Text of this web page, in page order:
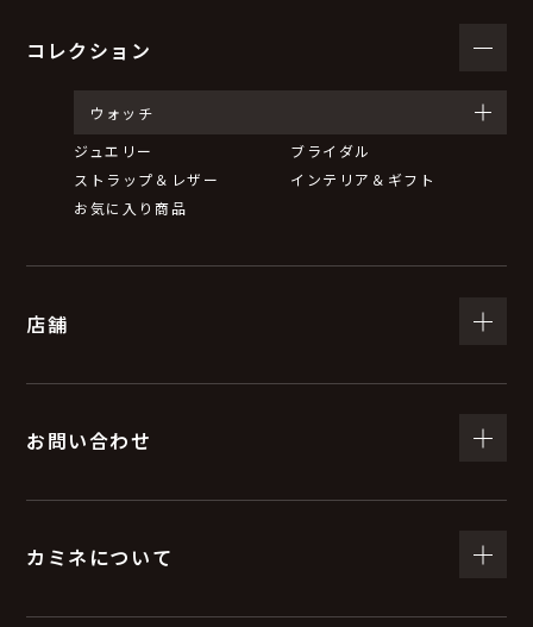
コレクション
ウォッチ
ジュエリー
ブライダル
ストラップ＆レザー
インテリア＆ギフト
お気に入り商品
店舗
お問い合わせ
カミネについて